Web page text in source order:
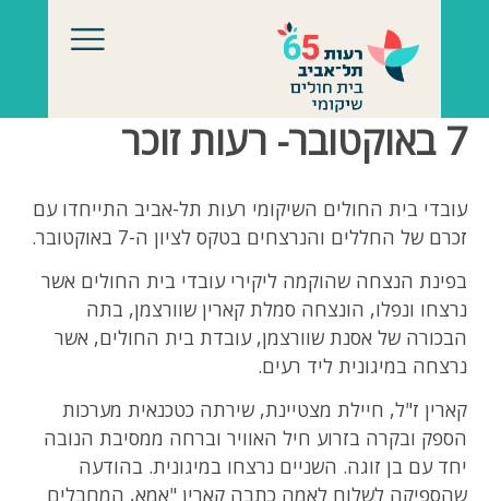
7 באוקטובר- רעות זוכר
עובדי בית החולים השיקומי רעות תל-אביב התייחדו עם
זכרם של החללים והנרצחים בטקס לציון ה-7 באוקטובר.
בפינת הנצחה שהוקמה ליקירי עובדי בית החולים אשר
נרצחו ונפלו, הונצחה סמלת קארין שוורצמן, בתה
הבכורה של אסנת שוורצמן, עובדת בית החולים, אשר
נרצחה במיגונית ליד רעים.
קארין ז"ל, חיילת מצטיינת, שירתה כטכנאית מערכות
הספק ובקרה בזרוע חיל האוויר וברחה ממסיבת הנובה
יחד עם בן זוגה. השניים נרצחו במיגונית. בהודעה
שהספיקה לשלוח לאמה כתבה קארין "אמא, המחבלים